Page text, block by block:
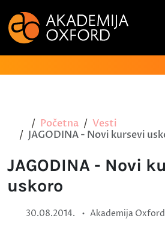
Početna
Vesti
JAGODINA - Novi kursevi
JAGODINA - Novi
uskoro
30.08.2014. • Akademija Oxford